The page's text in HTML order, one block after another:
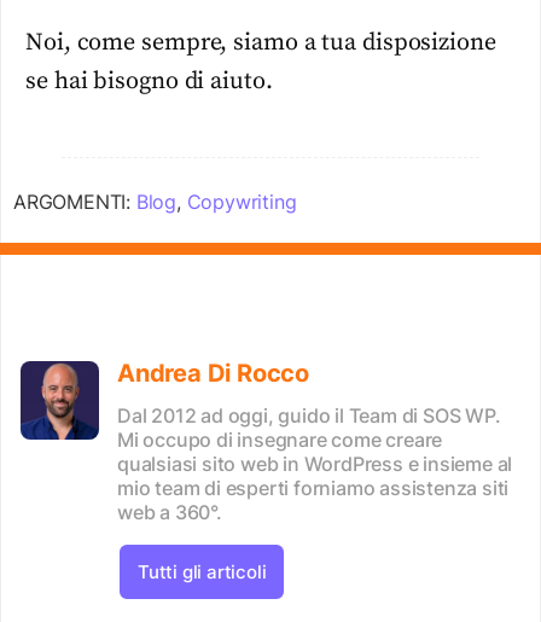
Noi, come sempre, siamo a tua disposizione
se hai bisogno di aiuto.
ARGOMENTI: Blog, Copywriting
Andrea Di Rocco
Dal 2012 ad oggi, guido il Team di SOS WP.
Mi occupo di insegnare come creare
qualsiasi sito web in WordPress e insieme al
mio team di esperti forniamo assistenza siti
web a 360°.
Tutti gli articoli